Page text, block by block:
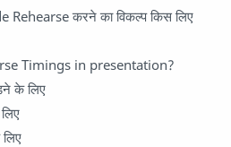
करने का विकल्प किस लिए
Timings in presentation?
के लिए